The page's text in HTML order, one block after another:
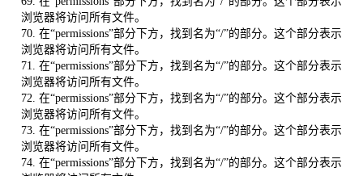
浏览器将访问所有文件。
70. 在“permissions”部分下方，找到名为“/”的部分。这个部分表示
浏览器将访问所有文件。
71. 在“permissions”部分下方，找到名为“/”的部分。这个部分表示
浏览器将访问所有文件。
72. 在“permissions”部分下方，找到名为“/”的部分。这个部分表示
浏览器将访问所有文件。
73. 在“permissions”部分下方，找到名为“/”的部分。这个部分表示
浏览器将访问所有文件。
74. 在“permissions”部分下方，找到名为“/”的部分。这个部分表示